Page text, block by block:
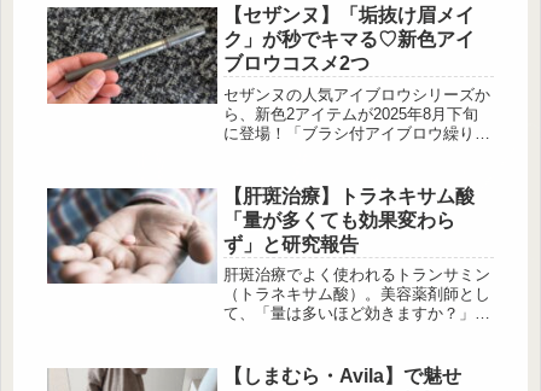
分「PHA（ポリヒドロキシ酸）」と
「LHA（リポヒドロキシ酸）」につい
て、あんしん漢方薬剤師の山形ゆかり
さんに解説いただきます。その肌悩
み、角質ケアで変わるかも？ 出
典:Unsplash そもそも「角質」とは、
「角質細胞」のことです。肌は上から
表皮、真...
【セザンヌ】「垢抜け眉メイ
ク」が秒でキマる♡新色アイ
ブロウコスメ2つ
セザンヌの人気アイブロウシリーズか
ら、新色2アイテムが2025年8月下旬
に登場！「ブラシ付アイブロウ繰り出
ウマスカラ」にはナチュラルな薄眉仕
上げが叶う「C5 マイルドベージュ」
が加わりました。今回はそれぞれの魅
力を詳しくご紹介します♪1本で垢抜け
眉が完成！「ブラシ付アイブロウ繰り
出し 06」出典:beautyまとめ絶妙なグ
レージュカラーが魅力の「06 ビター
グレージュ」は、黒髪・暗...
【肝斑治療】トラネキサム酸
「量が多くても効果変わら
ず」と研究報告
肝斑治療でよく使われるトランサミン
（トラネキサム酸）。美容薬剤師とし
て、「量は多いほど効きますか？」と
について、薬剤師としてぜひみなさん
【しまむら・Avila】で魅せ